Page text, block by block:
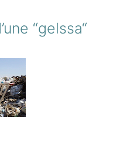
“gelssa“